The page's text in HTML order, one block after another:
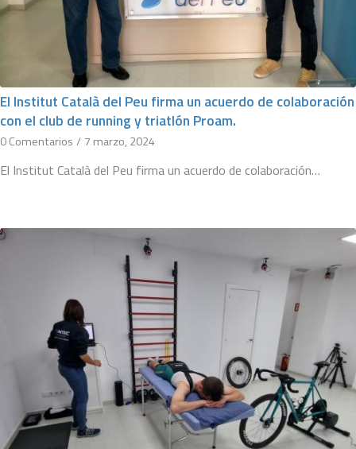
El Institut Català del Peu firma un acuerdo de colaboración
con el club de running y triatlón Proam.
0 Comentarios / 7 marzo, 2024
El Institut Català del Peu firma un acuerdo de colaboración…